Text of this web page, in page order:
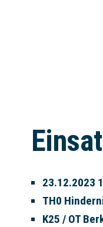
23.12.2023
TH0
K25 / OT